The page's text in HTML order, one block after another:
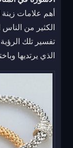
أهم علامات
الكثير من
تفسير تلك
الذي يرتديها